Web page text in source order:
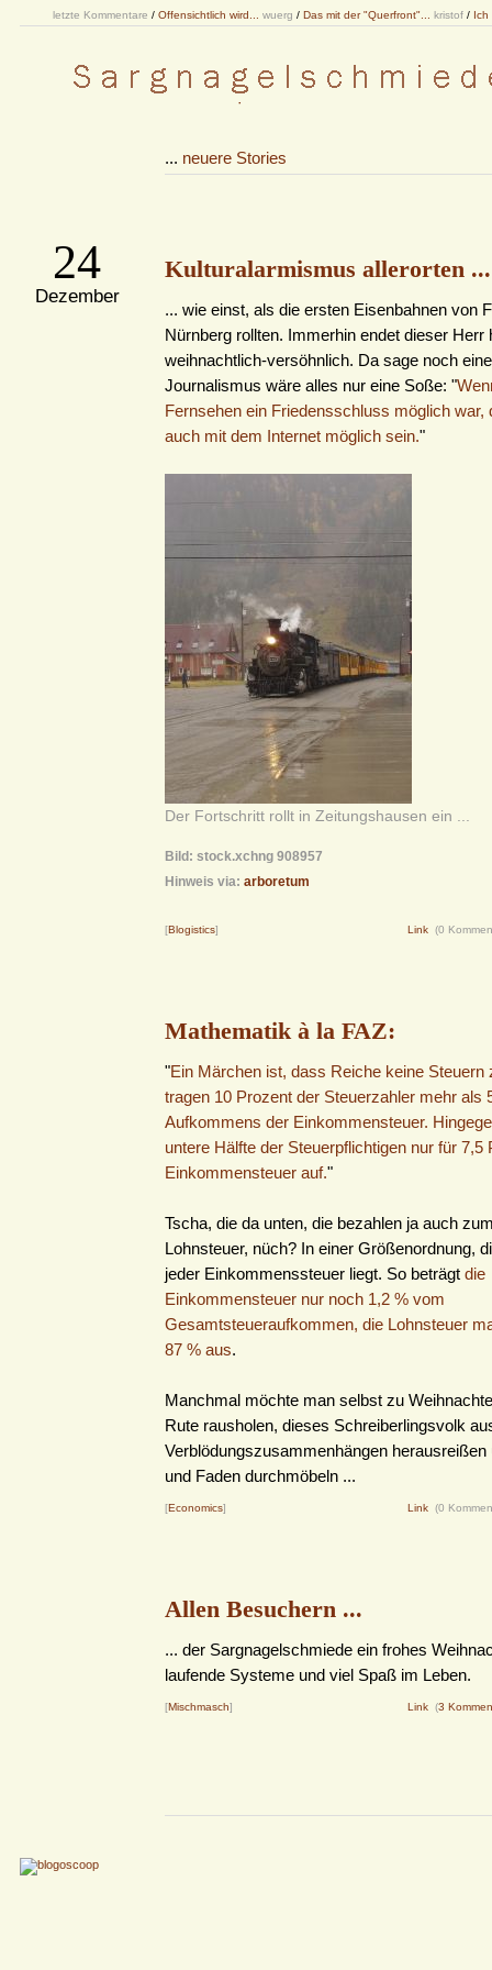
letzte Kommentare / Offensichtlich wird... wuerg / Das mit der "Querfront"... kristof / Ich
... neuere Stories
24
Dezember
Kulturalarmismus allerorten ...
... wie einst, als die ersten Eisenbahnen von
Nürnberg rollten. Immerhin endet dieser Herr
weihnachtlich-versöhnlich. Da sage noch
Journalismus wäre alles nur eine Soße: "
Fernsehen ein Friedensschluss möglich war,
auch mit dem Internet möglich sein."
Der Fortschritt rollt in Zeitungshausen ein ...
Bild: stock.xchng 908957
Hinweis via: arboretum
[Blogistics] Link (0
Mathematik à la FAZ:
"Ein Märchen ist, dass Reiche keine Steuern
tragen 10 Prozent der Steuerzahler mehr als
Aufkommens der Einkommensteuer.
untere Hälfte der Steuerpflichtigen nur für 7,5
Einkommensteuer auf."
Tscha, die da unten, die bezahlen ja auch
Lohnsteuer, nüch? In einer Größenordnung,
jeder Einkommenssteuer liegt. So beträgt die
Einkommensteuer nur noch 1,2 % vom
Gesamtsteueraufkommen, die Lohnsteuer
87 % aus.
Manchmal möchte man selbst zu
Rute rausholen, dieses Schreiberlingsvolk
Verblödungszusammenhängen herausreißen
und Faden durchmöbeln ...
[Economics] Link (0
Allen Besuchern ...
... der Sargnagelschmiede ein frohes
laufende Systeme und viel Spaß im Leben.
[Mischmasch] Link (3